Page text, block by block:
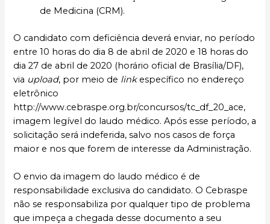
de Medicina (CRM).
O candidato com deficiência deverá enviar, no período
entre 10 horas do dia 8 de abril de 2020 e 18 horas do
dia 27 de abril de 2020 (horário oficial de Brasília/DF),
via upload, por meio de link específico no endereço
eletrônico
http://www.cebraspe.org.br/concursos/tc_df_20_ace,
imagem legível do laudo médico. Após esse período, a
solicitação será indeferida, salvo nos casos de força
maior e nos que forem de interesse da Administração.
O envio da imagem do laudo médico é de
responsabilidade exclusiva do candidato. O Cebraspe
não se responsabiliza por qualquer tipo de problema
que impeça a chegada desse documento a seu